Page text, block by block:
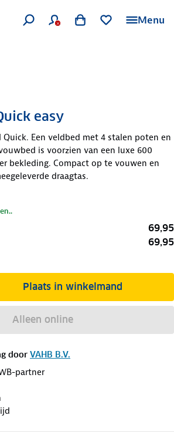
Menu
easy
Quick. Een veldbed met 4 stalen poten en
is voorzien van een luxe 600
bekleding. Compact op te vouwen en
draagtas.
69,95
69,95
Plaats in winkelmand
Alleen online
door VAHB B.V.
partner